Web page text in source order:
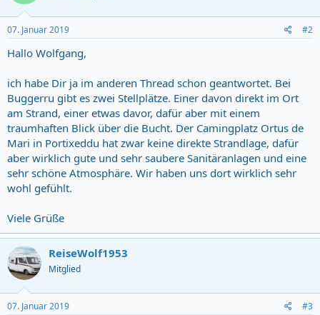
07. Januar 2019 #2
Hallo Wolfgang,
ich habe Dir ja im anderen Thread schon geantwortet. Bei
Buggerru gibt es zwei Stellplätze. Einer davon direkt im Ort
am Strand, einer etwas davor, dafür aber mit einem
traumhaften Blick über die Bucht. Der Camingplatz Ortus de
Mari in Portixeddu hat zwar keine direkte Strandlage, dafür
aber wirklich gute und sehr saubere Sanitäranlagen und eine
sehr schöne Atmosphäre. Wir haben uns dort wirklich sehr
wohl gefühlt.
Viele Grüße
ReiseWolf1953
Mitglied
07. Januar 2019 #3